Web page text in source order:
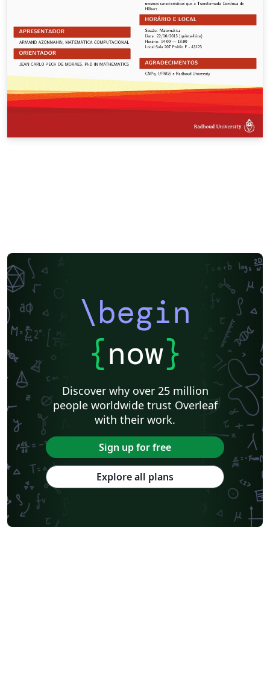
\begin
{now}
Discover why over 25 million
people worldwide trust Overleaf
with their work.
Sign up for free
Explore all plans